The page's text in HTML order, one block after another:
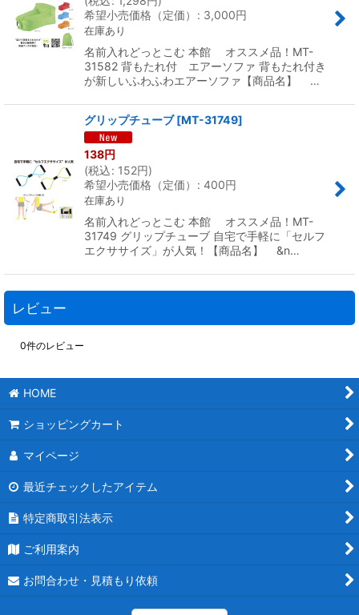
希望小売価格（定価）
: 3,000円
在庫あり
名前入れどっとこむ 本館 オススメ品！MT-
31582 背もたれ付 エアーソファ 背もたれ付き
が新しいふわふわエアーソファ【商品名】 …
グリップチューブ [MT-31749]
138円
(税込: 152円)
希望小売価格（定価）
: 400円
在庫あり
名前入れどっとこむ 本館 オススメ品！MT-
31749 グリップチューブ 自宅で手軽に「セルフ
エクササイズ」が人気！【商品名】 &n…
レビュー
0件のレビュー
HOME
ショッピングカート
マイページ
最近チェックしたアイテム
特定商取引法表示
ご利用案内
お問合わせ・見積もり依頼